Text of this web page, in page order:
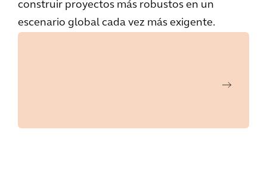
construir proyectos más robustos en un
escenario global cada vez más exigente.